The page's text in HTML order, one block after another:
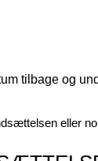
tilbage og
eller